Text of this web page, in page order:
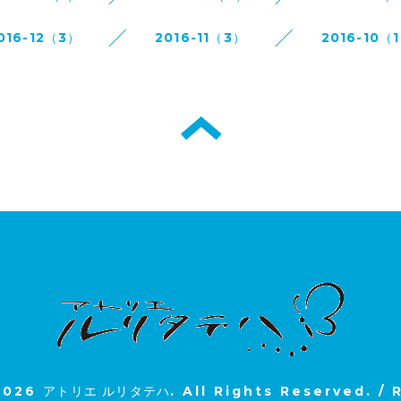
12（3） 2016-11（3） 2016-10（
アトリエ ルリタテハ. All Rights Reserved. /